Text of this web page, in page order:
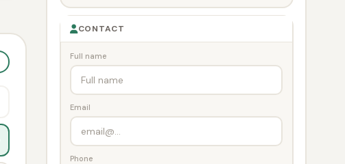
CONTACT
Full name
Email
Phone